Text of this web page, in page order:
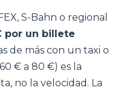
S-Bahn o regional
por un billete
de más con un taxi o
€ a 80 €) es la
no la velocidad. La